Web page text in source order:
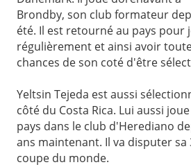
Brondby, son club formateur
été. Il est retourné au pays pour
régulièrement et ainsi avoir
chances de son coté d'être
Yeltsin Tejeda est aussi
côté du Costa Rica. Lui aussi
pays dans le club d'Herediano
ans maintenant. Il va disputer sa
coupe du monde.